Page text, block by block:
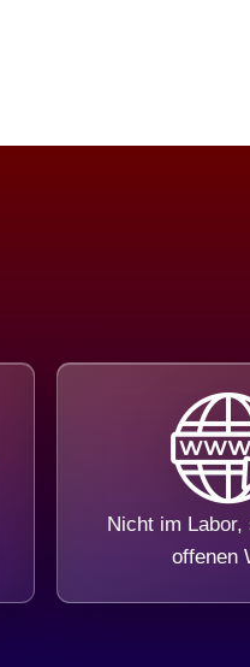
Nicht im Labor,
offenen